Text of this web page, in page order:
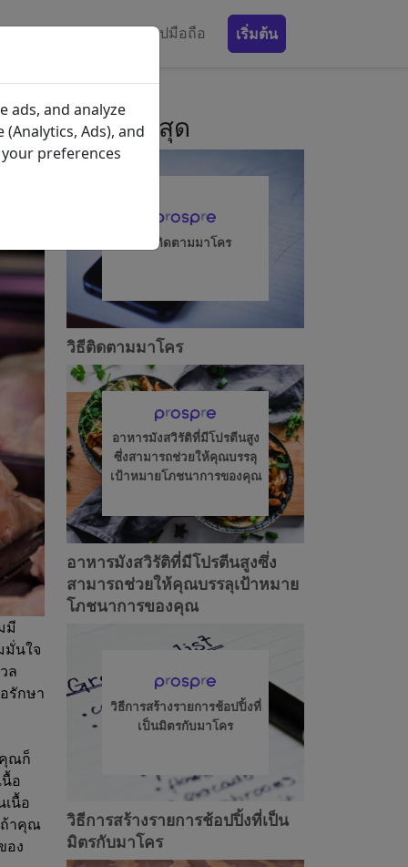
บประทานอาหาร แอปมือถือ เริ่มต้น
มี
มั่นใจ
ล
รักษา
คุณก็
อ
นื้อ
ถ้าคุณ
อง
โพสต์ล่าสุด
วิธีติดตามมาโคร
วิธีติดตามมาโคร
อาหารมังสวิรัติที่มีโปรตีนสูง
ซึ่งสามารถช่วยให้คุณบรรลุ
เป้าหมายโภชนาการของคุณ
อาหารมังสวิรัติที่มีโปรตีนสูงซึ่ง
สามารถช่วยให้คุณบรรลุเป้าหมาย
โภชนาการของคุณ
วิธีการสร้างรายการช้อปปิ้งที่
เป็นมิตรกับมาโคร
วิธีการสร้างรายการช้อปปิ้งที่เป็น
มิตรกับมาโคร
ads, and analyze
Ads), and
preferences